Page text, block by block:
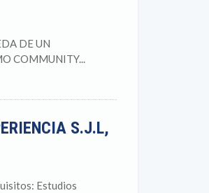
DE UN
COMMUNITY...
S.J.L,
Estudios